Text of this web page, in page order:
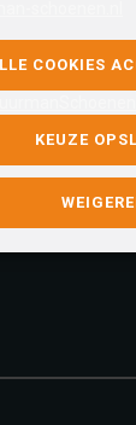
COOKIES
KEUZE